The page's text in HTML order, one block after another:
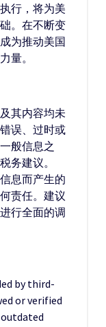
行，将为美
。在不断变
为推动美国
量。
其内容均未
误、过时或
般信息之
务建议。
息而产生的
责任。建议
行全面的调
by third-
or verified
outdated